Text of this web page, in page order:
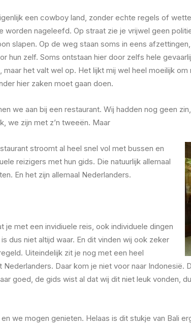
een cowboy land, zonder echte regels of
worden nageleefd. Op straat zie je vrijwel geen
slapen. Op de weg staan soms in eens
hun zelf. Soms ontstaan hier door zelfs hele
maar het valt wel op. Het lijkt mij wel heel moeilijk
hier zaken moet gaan doen.
we aan bij een restaurant. Wij hadden nog geen
we zijn met z’n tweeën. Maar
stroomt al heel snel vol met bussen en
reizigers met hun gids. Die natuurlijk allemaal
En het zijn allemaal Nederlanders.
je met een invidiuele reis, ook individuele dingen
dus niet altijd waar. En dit vinden wij ook zeker
Uiteindelijk zit je nog met een heel
Nederlanders. Daar kom je niet voor naar Indonesië.
goed, de gids wist al dat wij dit niet leuk vonden,
we mogen genieten. Helaas is dit stukje van Bali